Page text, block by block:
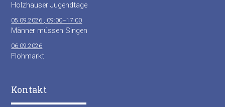
Holzhauser Jugendtage
05.09.2026 , 09:00–17:00
Männer müssen Singen
06.09.2026
Flohmarkt
Kontakt